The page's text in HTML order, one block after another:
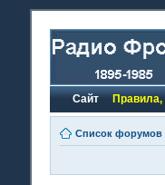
Сайт Правила,
Список форумов